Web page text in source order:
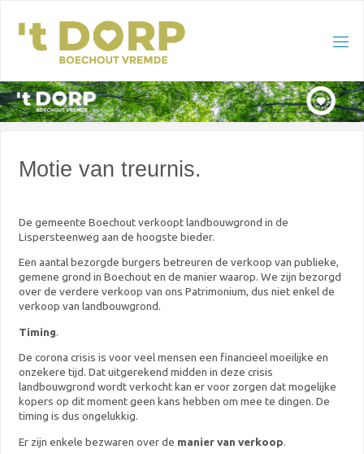
content
Motie van treurnis.
De gemeente Boechout verkoopt landbouwgrond in de
Lispersteenweg aan de hoogste bieder.
Een aantal bezorgde burgers betreuren de verkoop van publieke,
gemene grond in Boechout en de manier waarop. We zijn bezorgd
over de verdere verkoop van ons Patrimonium, dus niet enkel de
verkoop van landbouwgrond.
Timing.
De corona crisis is voor veel mensen een financieel moeilijke en
onzekere tijd. Dat uitgerekend midden in deze crisis
landbouwgrond wordt verkocht kan er voor zorgen dat mogelijke
kopers op dit moment geen kans hebben om mee te dingen. De
timing is dus ongelukkig.
Er zijn enkele bezwaren over de manier van verkoop.